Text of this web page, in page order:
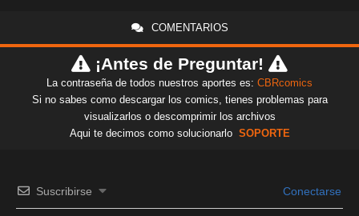
COMENTARIOS
¡Antes de Preguntar!
La contraseña de todos nuestros aportes es: CBRcomics
Si no sabes como descargar los comics, tienes problemas para
visualizarlos o descomprimir los archivos
Aqui te decimos como solucionarlo SOPORTE
Suscribirse Conectarse